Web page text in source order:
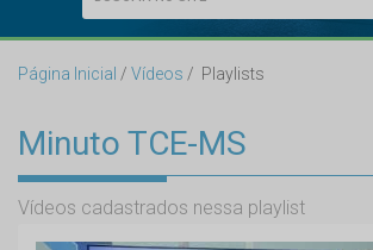
Página Inicial Vídeos Playlists
Minuto TCE-MS
Vídeos cadastrados nessa playlist